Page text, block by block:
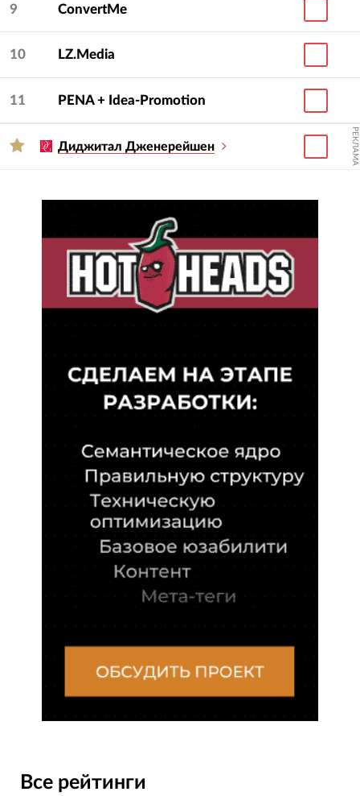
9 ConvertMe
10 LZ.Media
11 PENA + Idea-Promotion
Диджитал Дженерейшен РЕКЛАМА
Все рейтинги